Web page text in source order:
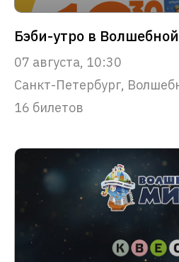
Бэби-утро в
07 августа, 10:30
Санкт-Петербург,
16 билетов